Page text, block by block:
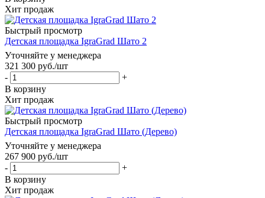
Хит продаж
Быстрый просмотр
Детская площадка IgraGrad Шато 2
Уточняйте у менеджера
321 300 руб./шт
-
+
В корзину
Хит продаж
Быстрый просмотр
Детская площадка IgraGrad Шато (Дерево)
Уточняйте у менеджера
267 900 руб./шт
-
+
В корзину
Хит продаж